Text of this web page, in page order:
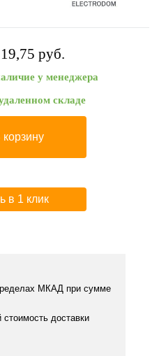
pуб.
у менеджера
складе
корзину
в 1 клик
МКАД при сумме
стоимость доставки